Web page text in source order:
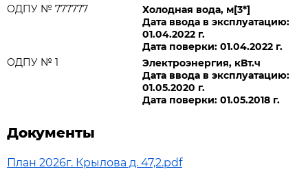
ОДПУ № 777777
Холодная вода, м[3*]
Дата ввода в эксплуатацию:
01.04.2022 г.
Дата поверки: 01.04.2022 г.
ОДПУ № 1
Электроэнергия, кВт.ч
Дата ввода в эксплуатацию:
01.05.2020 г.
Дата поверки: 01.05.2018 г.
Документы
План 2026г. Крылова д. 47,2.pdf